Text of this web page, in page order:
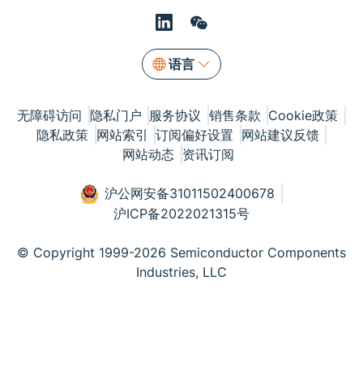
语言
无障碍访问 隐私门户 服务协议 销售条款 Cookie政策
隐私政策 网站索引 订阅偏好设置 网站建议反馈
网站动态 资讯订阅
沪公网安备31011502400678
沪ICP备2022021315号
© Copyright 1999-2026 Semiconductor Components
Industries, LLC